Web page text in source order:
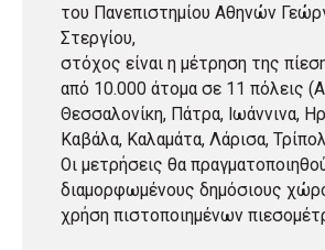
του Πανεπιστημίου Αθηνών
Στεργίου,
στόχος είναι η μέτρηση της
από 10.000 άτομα σε 11 πόλεις
Θεσσαλονίκη, Πάτρα, Ιωάννινα,
Καβάλα, Καλαμάτα, Λάρισα,
Οι μετρήσεις θα
διαμορφωμένους δημόσιους
χρήση πιστοποιημένων